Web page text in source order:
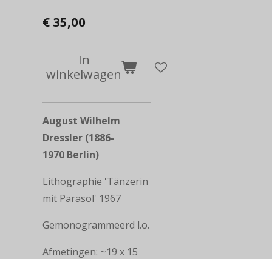
€ 35,00
In
winkelwagen
August Wilhelm
Dressler (1886-
1970 Berlin)
Lithographie 'Tänzerin
mit Parasol' 1967
Gemonogrammeerd l.o.
Afmetingen: ~19 x 15